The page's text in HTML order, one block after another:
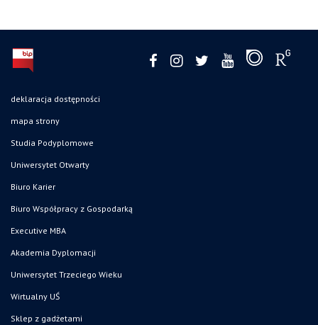
deklaracja dostępności
mapa strony
Studia Podyplomowe
Uniwersytet Otwarty
Biuro Karier
Biuro Współpracy z Gospodarką
Executive MBA
Akademia Dyplomacji
Uniwersytet Trzeciego Wieku
Wirtualny UŚ
Sklep z gadżetami